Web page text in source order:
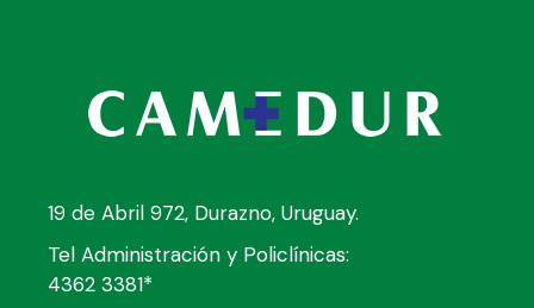
19 de Abril 972, Durazno, Uruguay.
Tel Administración y Policlínicas:
4362 3381*